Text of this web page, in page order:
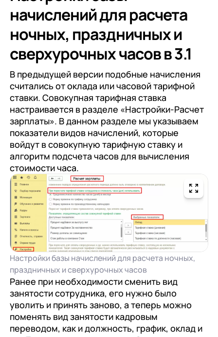
начислений для расчета
ночных, праздничных и
сверхурочных часов в 3.1
В предыдущей версии подобные начисления
считались от оклада или часовой тарифной
ставки. Совокупная тарифная ставка
настраивается в разделе «Настройки-Расчет
зарплаты». В данном разделе мы указываем
показатели видов начислений, которые
войдут в совокупную тарифную ставку и
алгоритм подсчета часов для вычисления
стоимости часа.
Настройки базы начислений для расчета ночных,
праздничных и сверхурочных часов
Ранее при необходимости сменить вид
занятости сотрудника, его нужно было
уволить и принять заново, а теперь можно
поменять вид занятости кадровым
переводом, как и должность, график, оклад и